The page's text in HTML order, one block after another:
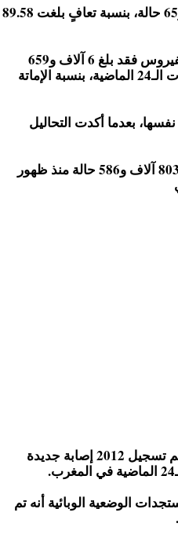
وبلغ مجموع المتعافين حتى الآن 359 ألفا و65 حالة، بنسبة تعافٍ بلغت 89.58
أما مجموع الوفيات الناجمة عن الإصابة بالفيروس فقد بلغ 6 آلاف و659
حالة، بعد وفاة 35 حالة جديدة خلال الساعات الـ24 الماضية، بنسبة الإماتة
خلال الفترة نفسها، بعدما أكدت التحاليل
وبلغ مجموع الحالات المستبعدة 3 ملايين و803 آلاف و586 حالة منذ ظهور
وكانت الوزارة قد أعلنت، أمس الأحد، أنه تم تسجيل 2012 إصابة جديدة
الوضعية الوبائية أنه تم